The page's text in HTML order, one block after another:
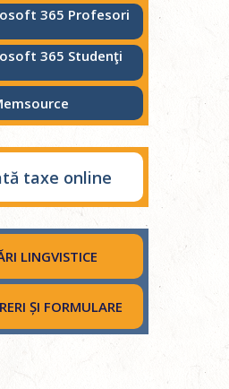
365 Profesori
365 Studenţi
taxe online
LINGVISTICE
ȘI FORMULARE